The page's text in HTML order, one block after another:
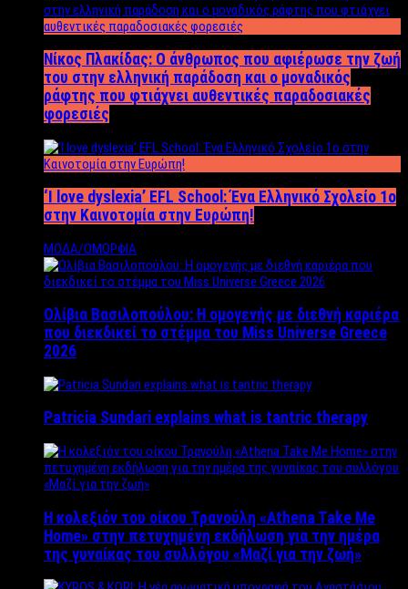
Νίκος Πλακίδας: O άνθρωπος που αφιέρωσε την ζωή
του στην ελληνική παράδοση και ο μοναδικός
ράφτης που φτιάχνει αυθεντικές παραδοσιακές
φορεσιές
‘Ι love dyslexia’ EFL School: Ένα Ελληνικό Σχολείo 1ο
στην Καινοτομία στην Ευρώπη!
ΜΟΔΑ/ΟΜΟΡΦΙΑ
Ολίβια Βασιλοπούλου: Η ομογενής με διεθνή καριέρα
που διεκδικεί το στέμμα του Miss Universe Greece
2026
Patricia Sundari explains what is tantric therapy
Η κολεξιόν του οίκου Τρανούλη «Athena Take Me
Home» στην πετυχημένη εκδήλωση για την ημέρα
της γυναίκας του συλλόγου «Μαζί για την ζωή»